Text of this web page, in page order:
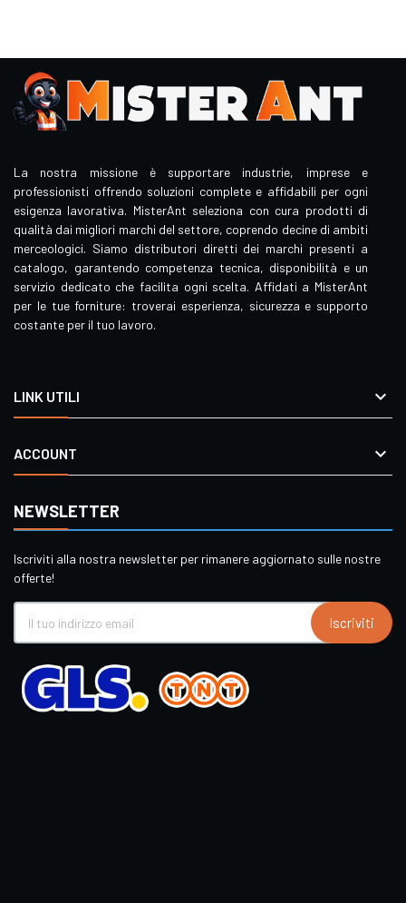
La nostra missione è supportare industrie, imprese e
professionisti offrendo soluzioni complete e affidabili per ogni
esigenza lavorativa. MisterAnt seleziona con cura prodotti di
qualità dai migliori marchi del settore, coprendo decine di ambiti
merceologici. Siamo distributori diretti dei marchi presenti a
catalogo, garantendo competenza tecnica, disponibilità e un
servizio dedicato che facilita ogni scelta. Affidati a MisterAnt
per le tue forniture: troverai esperienza, sicurezza e supporto
costante per il tuo lavoro.
LINK UTILI 
ACCOUNT 
NEWSLETTER
Iscriviti alla nostra newsletter per rimanere aggiornato sulle nostre
offerte!
Iscriviti